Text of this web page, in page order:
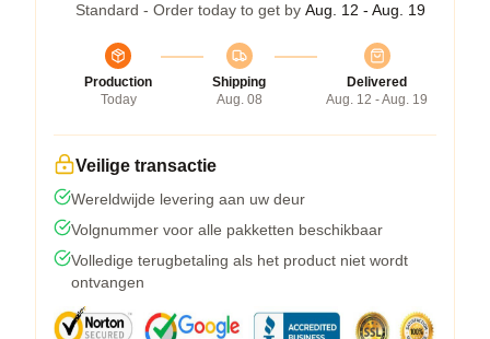
Standard - Order today to get by Aug. 12 - Aug. 19
Production
Today
Shipping
Aug. 08
Delivered
Aug. 12 - Aug. 19
Veilige transactie
Wereldwijde levering aan uw deur
Volgnummer voor alle pakketten beschikbaar
Volledige terugbetaling als het product niet wordt
ontvangen